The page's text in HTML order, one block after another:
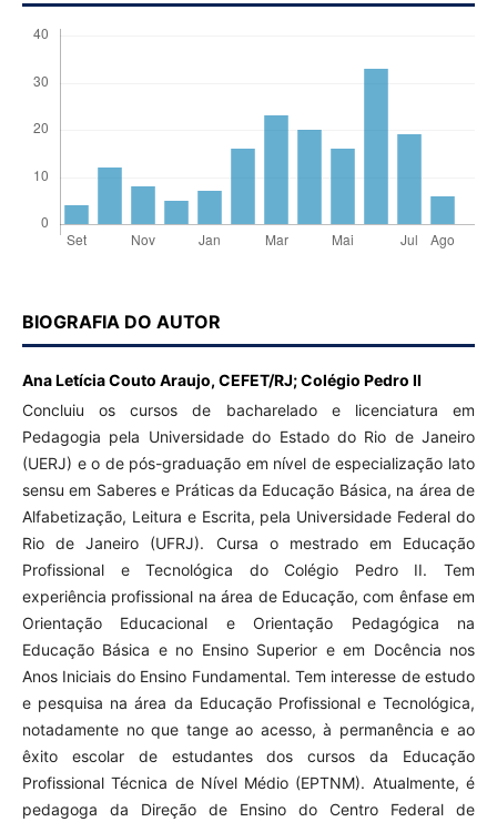
BIOGRAFIA DO AUTOR
Ana Letícia Couto Araujo, CEFET/RJ; Colégio Pedro II
Concluiu os cursos de bacharelado e licenciatura em
Pedagogia pela Universidade do Estado do Rio de Janeiro
(UERJ) e o de pós-graduação em nível de especialização lato
sensu em Saberes e Práticas da Educação Básica, na área de
Alfabetização, Leitura e Escrita, pela Universidade Federal do
Rio de Janeiro (UFRJ). Cursa o mestrado em Educação
Profissional e Tecnológica do Colégio Pedro II. Tem
experiência profissional na área de Educação, com ênfase em
Orientação Educacional e Orientação Pedagógica na
Educação Básica e no Ensino Superior e em Docência nos
Anos Iniciais do Ensino Fundamental. Tem interesse de estudo
e pesquisa na área da Educação Profissional e Tecnológica,
notadamente no que tange ao acesso, à permanência e ao
êxito escolar de estudantes dos cursos da Educação
Profissional Técnica de Nível Médio (EPTNM). Atualmente, é
pedagoga da Direção de Ensino do Centro Federal de